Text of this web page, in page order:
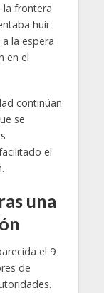
la frontera
huir
la espera
en el
continúan
se
el
una
el 9
de